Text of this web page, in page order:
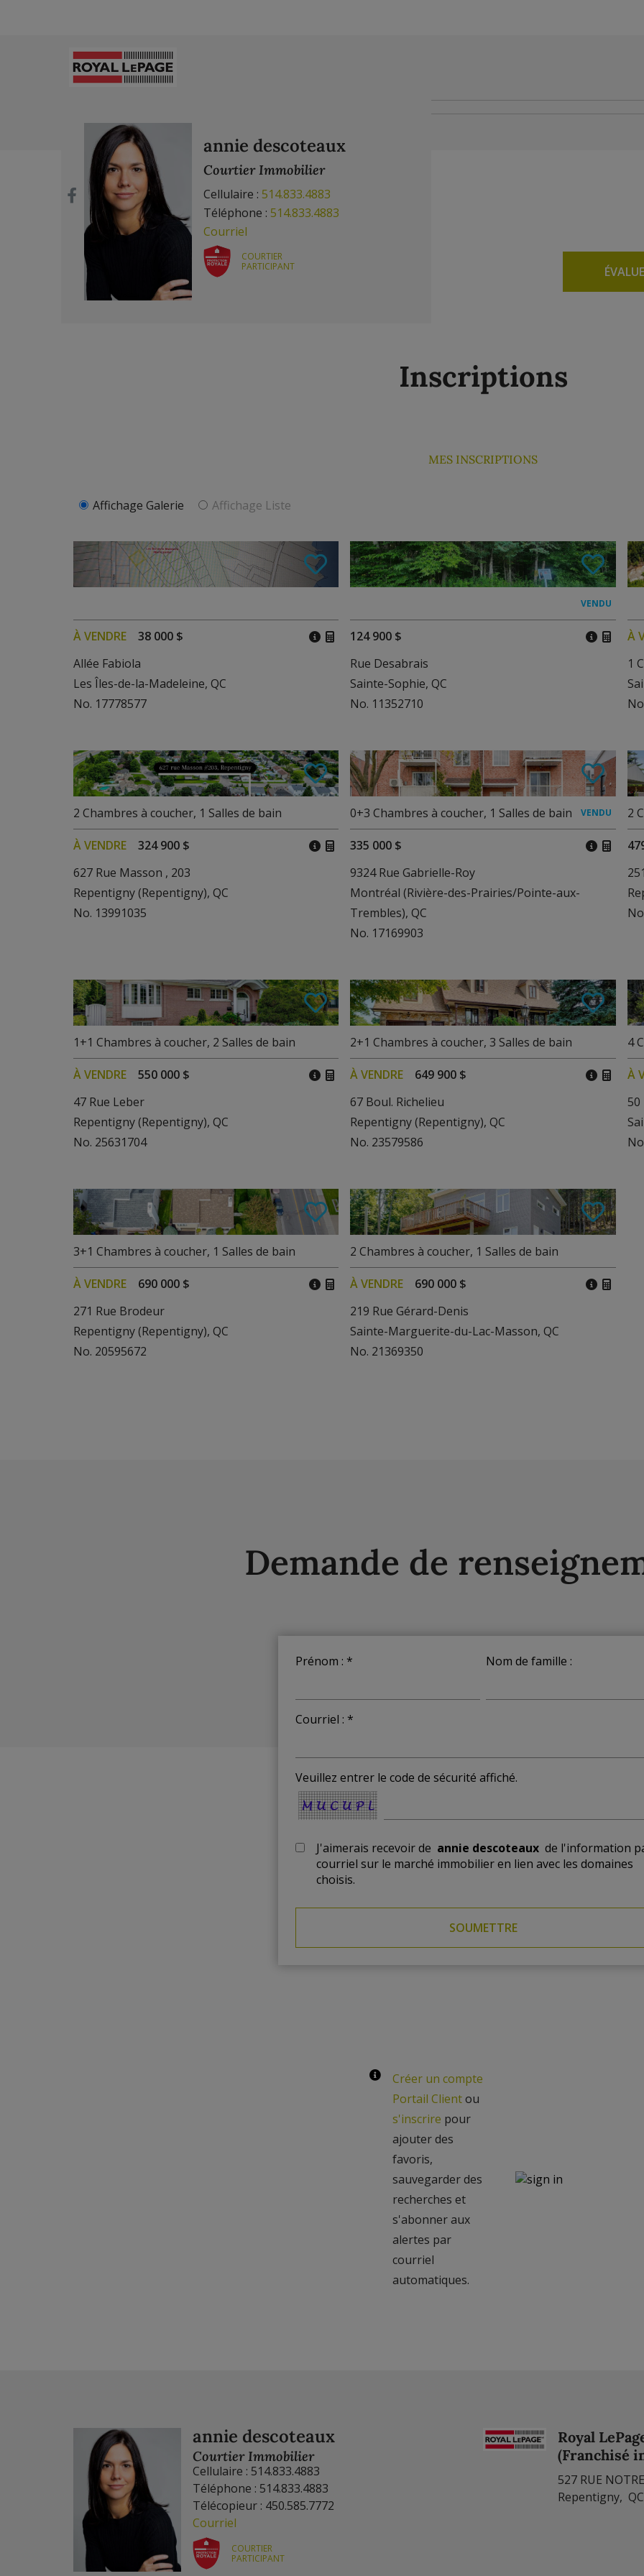
annie descoteaux
Courtier Immobilier
Cellulaire : 514.833.4883
Téléphone : 514.833.4883
Courriel
COURTIER
PARTICIPANT
Inscriptions
MES INSCRIPTIONS
Affichage Galerie Affichage Liste
À VENDRE
38 000 $
Allée Fabiola
Les Îles-de-la-Madeleine, QC
No. 17778577
124 900 $
Rue Desabrais
Sainte-Sophie, QC
No. 11352710
À
1
2 Chambres à coucher, 1 Salles de bain
À VENDRE
324 900 $
627 Rue Masson , 203
Repentigny (Repentigny), QC
No. 13991035
0+3 Chambres à coucher, 1 Salles de bain
335 000 $
9324 Rue Gabrielle-Roy
Montréal (Rivière-des-Prairies/Pointe-aux-
Trembles), QC
No. 17169903
2
1+1 Chambres à coucher, 2 Salles de bain
À VENDRE
550 000 $
47 Rue Leber
Repentigny (Repentigny), QC
No. 25631704
2+1 Chambres à coucher,3 Salles de bain
À VENDRE
649 900 $
67 Boul. Richelieu
Repentigny (Repentigny), QC
No. 23579586
4
À
3+1 Chambres à coucher, 1 Salles de bain
À VENDRE
690 000 $
271 Rue Brodeur
Repentigny (Repentigny), QC
No. 20595672
2 Chambres à coucher, 1 Salles de bain
À VENDRE
690 000 $
219 Rue Gérard-Denis
Sainte-Marguerite-du-Lac-Masson, QC
No. 21369350
Demande de
Prénom : * Nom de famille :
Courriel : *
Veuillez entrer le code de sécurité affiché.
J'aimerais recevoir de annie descoteaux de l'information
courriel sur le marché immobilier en lien avec les domaines
choisis.
Créer un compte
Portail Clientou
s'inscrire pour
ajouter des
favoris,
sauvegarder des
recherches et
s'abonner aux
alertes par
courriel
automatiques.
annie descoteaux
Courtier Immobilier
Cellulaire : 514.833.4883
Téléphone : 514.833.4883
Télécopieur : 450.585.7772
Courriel
COURTIER
PARTICIPANT
Royal
(Franchisé
527 RUE
Repentigny,